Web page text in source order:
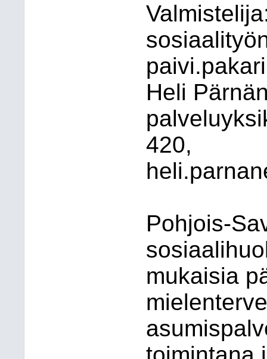
Heli
420,
Pohjois-
mukaisia